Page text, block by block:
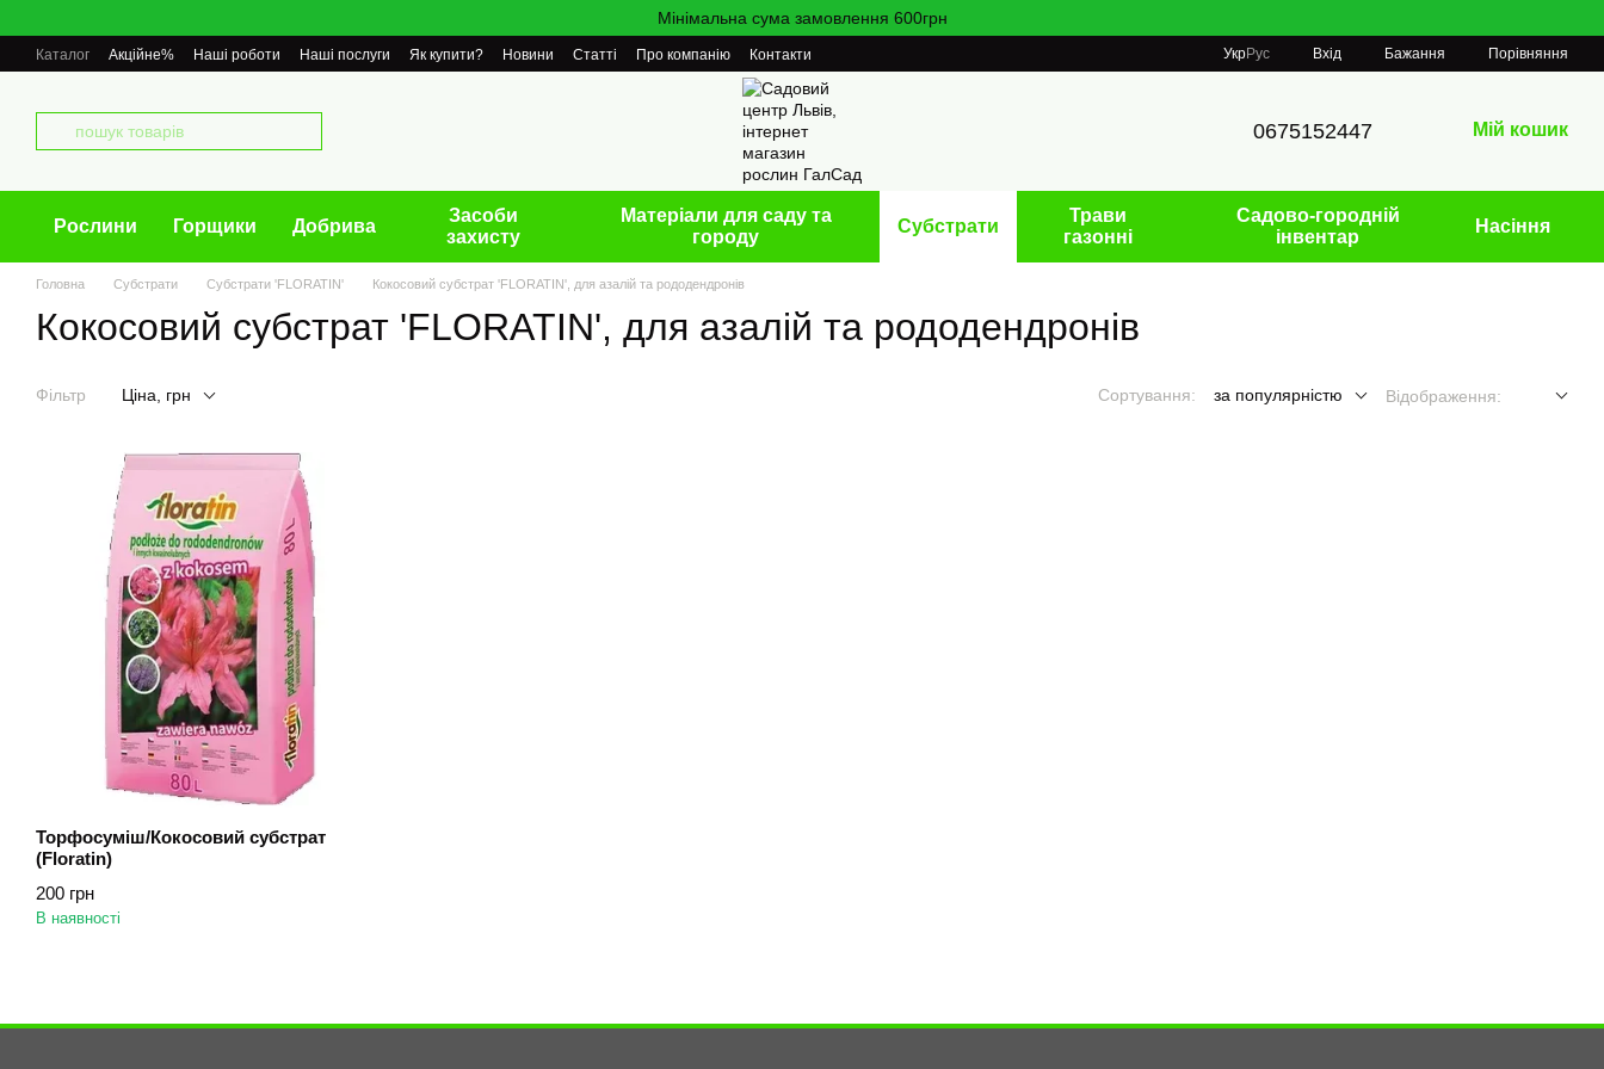
Мінімальна сума замовлення 600грн
Каталог Акційне% Наші роботи Наші послуги Як купити? Новини Статті Про компанію Контакти УкрРус Вхід Бажання Порівняння
0675152447 Мій кошик
Рослини Горщики Добрива
Засоби
захисту
Матеріали для саду та
городу
Cубстрати
Трави
газонні
Садово-городній
інвентар
Насіння
Головна Cубстрати Субстрати 'FLORATIN' Кокосовий субстрат 'FLORATIN', для азалій та рододендронів
Кокосовий субстрат 'FLORATIN', для азалій та рододендронів
Фільтр Ціна, грн Сортування: за популярністю Відображення:
Торфосуміш/Кокосовий субстрат
(Floratin)
200 грн
В наявності